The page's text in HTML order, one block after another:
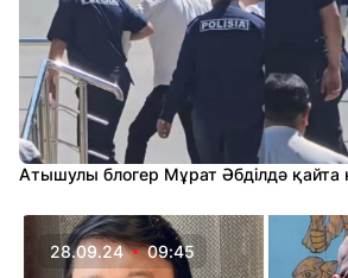
Атышулы блогер Мұрат Әбділдә
28.09.24 09:45